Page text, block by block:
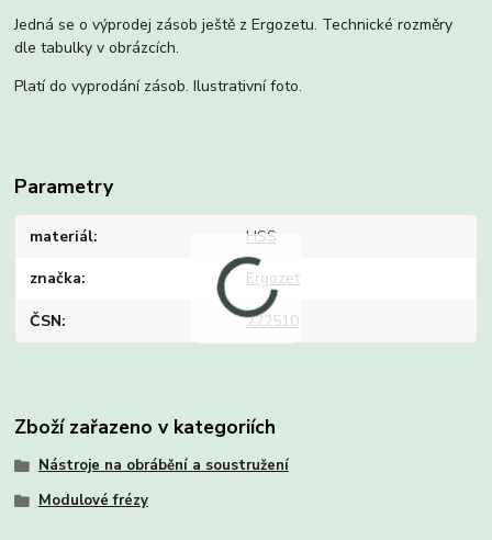
Jedná se o výprodej zásob ještě z Ergozetu. Technické rozměry
dle tabulky v obrázcích.
Platí do vyprodání zásob. Ilustrativní foto.
Parametry
materiál HSS
značka Ergozet
ČSN 222510
Zboží zařazeno v kategoriích
Nástroje na obrábění a soustružení
Modulové frézy